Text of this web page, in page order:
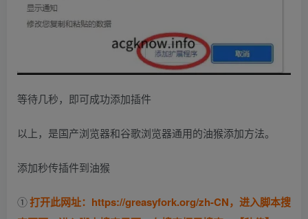
等待几秒，即可成功添加插件
以上，是国产浏览器和谷歌浏览器通用的油猴添加方法。
添加秒传插件到油猴
①打开此网址：https://greasyfork.org/zh-CN，进入脚本搜